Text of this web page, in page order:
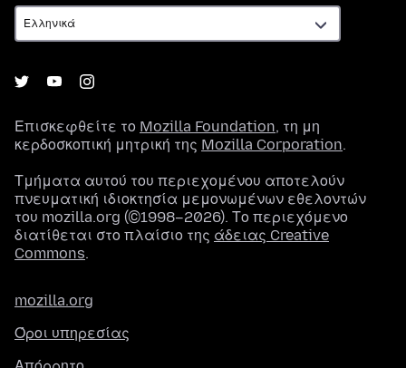
Επισκεφθείτε το Mozilla Foundation, τη μη
κερδοσκοπική μητρική της Mozilla Corporation.
Τμήματα αυτού του περιεχομένου αποτελούν
πνευματική ιδιοκτησία μεμονωμένων εθελοντών
του mozilla.org (©1998–2026). Το περιεχόμενο
διατίθεται στο πλαίσιο της άδειας Creative
Commons.
mozilla.org
Όροι υπηρεσίας